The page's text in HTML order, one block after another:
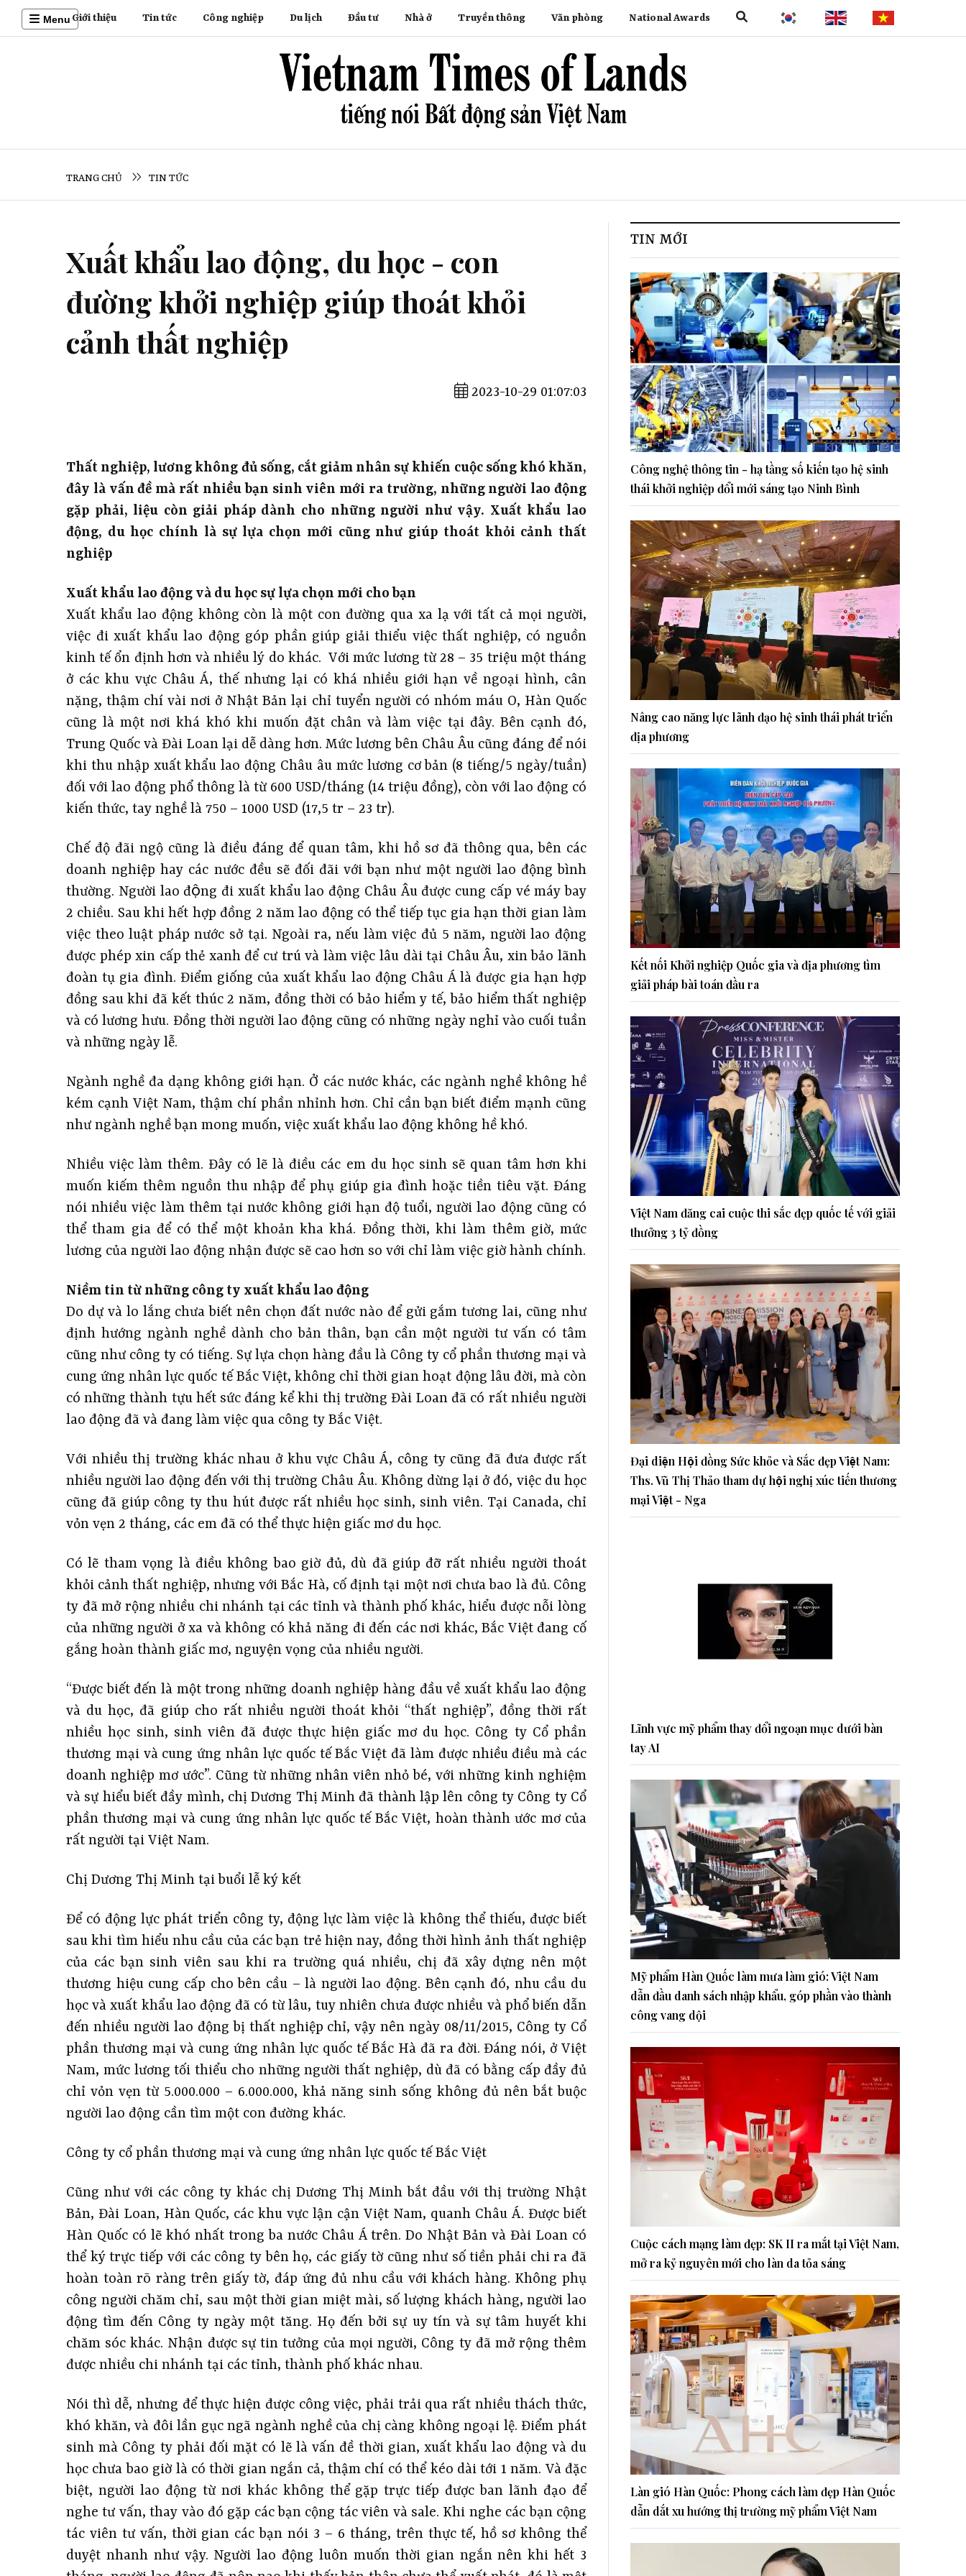
Menu Giới thiệu Tin tức Công nghiệp Du lịch Đầu tư Nhà ở Truyền thông Văn phòng National Awards
TRANG CHỦ TIN TỨC
Xuất khẩu lao động, du học - con
đường khởi nghiệp giúp thoát khỏi
cảnh thất nghiệp
2023-10-29 01:07:03
Thất nghiệp, lương không đủ sống, cắt giảm nhân sự khiến cuộc sống khó khăn,
đây là vấn đề mà rất nhiều bạn sinh viên mới ra trường, những người lao động
gặp phải, liệu còn giải pháp dành cho những người như vậy. Xuất khẩu lao
động, du học chính là sự lựa chọn mới cũng như giúp thoát khỏi cảnh thất
nghiệp
Xuất khẩu lao động và du học sự lựa chọn mới cho bạn
Xuất khẩu lao động không còn là một con đường qua xa lạ với tất cả mọi người,
việc đi xuất khẩu lao động góp phần giúp giải thiểu việc thất nghiệp, có nguồn
kinh tế ổn định hơn và nhiều lý do khác. Với mức lương từ 28 – 35 triệu một tháng
ở các khu vực Châu Á, thế nhưng lại có khá nhiều giới hạn về ngoại hình, cân
nặng, thậm chí vài nơi ở Nhật Bản lại chỉ tuyển người có nhóm máu O, Hàn Quốc
cũng là một nơi khá khó khi muốn đặt chân và làm việc tại đây. Bên cạnh đó,
Trung Quốc và Đài Loan lại dễ dàng hơn. Mức lương bên Châu Âu cũng đáng để nói
khi thu nhập xuất khẩu lao động Châu âu mức lương cơ bản (8 tiếng/5 ngày/tuần)
đối với lao động phổ thông là từ 600 USD/tháng (14 triệu đồng), còn với lao động có
kiến thức, tay nghề là 750 – 1000 USD (17,5 tr – 23 tr).
Chế độ đãi ngộ cũng là điều đáng để quan tâm, khi hồ sơ đã thông qua, bên các
doanh nghiệp hay các nước đều sẽ đối đãi với bạn như một người lao động bình
thường. Người lao động đi xuất khẩu lao động Châu Âu được cung cấp vé máy bay
2 chiều. Sau khi hết hợp đồng 2 năm lao động có thể tiếp tục gia hạn thời gian làm
việc theo luật pháp nước sở tại. Ngoài ra, nếu làm việc đủ 5 năm, người lao động
được phép xin cấp thẻ xanh để cư trú và làm việc lâu dài tại Châu Âu, xin bảo lãnh
đoàn tụ gia đình. Điểm giống của xuất khẩu lao động Châu Á là được gia hạn hợp
đồng sau khi đã kết thúc 2 năm, đồng thời có bảo hiểm y tế, bảo hiểm thất nghiệp
và có lương hưu. Đồng thời người lao động cũng có những ngày nghỉ vào cuối tuần
và những ngày lễ.
Ngành nghề đa dạng không giới hạn. Ở các nước khác, các ngành nghề không hề
kém cạnh Việt Nam, thậm chí phần nhỉnh hơn. Chỉ cần bạn biết điểm mạnh cũng
như ngành nghề bạn mong muốn, việc xuất khẩu lao động không hề khó.
Nhiều việc làm thêm. Đây có lẽ là điều các em du học sinh sẽ quan tâm hơn khi
muốn kiếm thêm nguồn thu nhập để phụ giúp gia đình hoặc tiền tiêu vặt. Đáng
nói nhiều việc làm thêm tại nước không giới hạn độ tuổi, người lao động cũng có
thể tham gia để có thể một khoản kha khá. Đồng thời, khi làm thêm giờ, mức
lương của người lao động nhận được sẽ cao hơn so với chỉ làm việc giờ hành chính.
Niềm tin từ những công ty xuất khẩu lao động
Do dự và lo lắng chưa biết nên chọn đất nước nào để gửi gắm tương lai, cũng như
định hướng ngành nghề dành cho bản thân, bạn cần một người tư vấn có tâm
cũng như công ty có tiếng. Sự lựa chọn hàng đầu là Công ty cổ phần thương mại và
cung ứng nhân lực quốc tế Bắc Việt, không chỉ thời gian hoạt động lâu đời, mà còn
có những thành tựu hết sức đáng kể khi thị trường Đài Loan đã có rất nhiều người
lao động đã và đang làm việc qua công ty Bắc Việt.
Với nhiều thị trường khác nhau ở khu vực Châu Á, công ty cũng đã đưa được rất
nhiều người lao động đến với thị trường Châu Âu. Không dừng lại ở đó, việc du học
cũng đã giúp công ty thu hút được rất nhiều học sinh, sinh viên. Tại Canada, chỉ
vỏn vẹn 2 tháng, các em đã có thể thực hiện giấc mơ du học.
Có lẽ tham vọng là điều không bao giờ đủ, dù đã giúp đỡ rất nhiều người thoát
khỏi cảnh thất nghiệp, nhưng với Bắc Hà, cố định tại một nơi chưa bao là đủ. Công
ty đã mở rộng nhiều chi nhánh tại các tỉnh và thành phố khác, hiểu được nỗi lòng
của những người ở xa và không có khả năng đi đến các nơi khác, Bắc Việt đang cố
gắng hoàn thành giấc mơ, nguyện vọng của nhiều người.
“Được biết đến là một trong những doanh nghiệp hàng đầu về xuất khẩu lao động
và du học, đã giúp cho rất nhiều người thoát khỏi “thất nghiệp”, đồng thời rất
nhiều học sinh, sinh viên đã được thực hiện giấc mơ du học. Công ty Cổ phần
thương mại và cung ứng nhân lực quốc tế Bắc Việt đã làm được nhiều điều mà các
doanh nghiệp mơ ước”. Cũng từ những nhân viên nhỏ bé, với những kinh nghiệm
và sự hiểu biết đầy mình, chị Dương Thị Minh đã thành lập lên công ty Công ty Cổ
phần thương mại và cung ứng nhân lực quốc tế Bắc Việt, hoàn thành ước mơ của
rất người tại Việt Nam.
Chị Dương Thị Minh tại buổi lễ ký kết
Để có động lực phát triển công ty, động lực làm việc là không thể thiếu, được biết
sau khi tìm hiểu nhu cầu của các bạn trẻ hiện nay, đồng thời hình ảnh thất nghiệp
của các bạn sinh viên sau khi ra trường quá nhiều, chị đã xây dựng nên một
thương hiệu cung cấp cho bên cầu – là người lao động. Bên cạnh đó, nhu cầu du
học và xuất khẩu lao động đã có từ lâu, tuy nhiên chưa được nhiều và phổ biến dẫn
đến nhiều người lao động bị thất nghiệp chỉ, vậy nên ngày 08/11/2015, Công ty Cổ
phần thương mại và cung ứng nhân lực quốc tế Bắc Hà đã ra đời. Đáng nói, ở Việt
Nam, mức lương tối thiểu cho những người thất nghiệp, dù đã có bằng cấp đầy đủ
chỉ vỏn vẹn từ 5.000.000 – 6.000.000, khả năng sinh sống không đủ nên bắt buộc
người lao động cần tìm một con đường khác.
Công ty cổ phần thương mại và cung ứng nhân lực quốc tế Bắc Việt
Cũng như với các công ty khác chị Dương Thị Minh bắt đầu với thị trường Nhật
Bản, Đài Loan, Hàn Quốc, các khu vực lận cận Việt Nam, quanh Châu Á. Được biết
Hàn Quốc có lẽ khó nhất trong ba nước Châu Á trên. Do Nhật Bản và Đài Loan có
thể ký trực tiếp với các công ty bên họ, các giấy tờ cũng như số tiền phải chi ra đã
hoàn toàn rõ ràng trên giấy tờ, đáp ứng đủ nhu cầu với khách hàng. Không phụ
công người chăm chỉ, sau một thời gian miệt mài, số lượng khách hàng, người lao
động tìm đến Công ty ngày một tăng. Họ đến bởi sự uy tín và sự tâm huyết khi
chăm sóc khác. Nhận được sự tin tưởng của mọi người, Công ty đã mở rộng thêm
được nhiều chi nhánh tại các tỉnh, thành phố khác nhau.
Nói thì dễ, nhưng để thực hiện được công việc, phải trải qua rất nhiều thách thức,
khó khăn, và đôi lần gục ngã ngành nghề của chị càng không ngoại lệ. Điểm phát
sinh mà Công ty phải đối mặt có lẽ là vấn đề thời gian, xuất khẩu lao động và du
học chưa bao giờ là có thời gian ngắn cả, thậm chí có thể kéo dài tới 1 năm. Và đặc
biệt, người lao động từ nơi khác không thể gặp trực tiếp được ban lãnh đạo để
nghe tư vấn, thay vào đó gặp các bạn cộng tác viên và sale. Khi nghe các bạn cộng
tác viên tư vấn, thời gian các bạn nói 3 – 6 tháng, trên thực tế, hồ sơ không thể
duyệt nhanh như vậy. Người lao động luôn muốn thời gian ngắn nên khi hết 3
TIN MỚI
Công nghệ thông tin - hạ tầng số kiến tạo hệ sinh
thái khởi nghiệp đổi mới sáng tạo Ninh Bình
Nâng cao năng lực lãnh đạo hệ sinh thái phát triển
địa phương
Kết nối Khởi nghiệp Quốc gia và địa phương tìm
giải pháp bài toán đầu ra
Việt Nam đăng cai cuộc thi sắc đẹp quốc tế với giải
thưởng 3 tỷ đồng
Đại diện Hội đồng Sức khỏe và Sắc đẹp Việt Nam:
Ths. Vũ Thị Thảo tham dự hội nghị xúc tiến thương
mại Việt - Nga
Lĩnh vực mỹ phẩm thay đổi ngoạn mục dưới bàn
tay AI
Mỹ phẩm Hàn Quốc làm mưa làm gió: Việt Nam
dẫn đầu danh sách nhập khẩu, góp phần vào thành
công vang dội
Cuộc cách mạng làm đẹp: SK II ra mắt tại Việt Nam,
mở ra kỷ nguyên mới cho làn da tỏa sáng
Làn gió Hàn Quốc: Phong cách làm đẹp Hàn Quốc
dẫn dắt xu hướng thị trường mỹ phẩm Việt Nam